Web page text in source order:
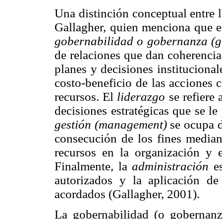
Una distinción conceptual entre
Gallagher, quien menciona que
gobernabilidad o gobernanza
de relaciones que dan
planes y decisiones
costo-beneficio de las acciones
recursos. El liderazgo se refiere
decisiones estratégicas que se
gestión (management)se ocupa
consecución de los fines
recursos en la organización y
Finalmente, laadministración
autorizados y la aplicación
acordados (Gallagher, 2001).
La gobernabilidad (o